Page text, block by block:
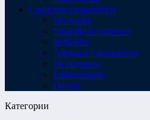
Средства разработки
Microsoft
SmartBear Software
JetBrains
Allround Automations
DevExpress
Embarcadero
Devart
Категории